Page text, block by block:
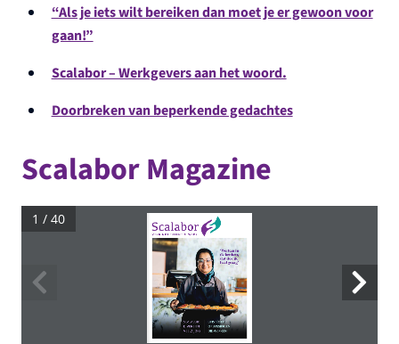
“Als je iets wilt bereiken dan moet je er gewoon voor
gaan!”
Scalabor – Werkgevers aan het woord.
Doorbreken van beperkende gedachtes
Scalabor Magazine
1 / 40